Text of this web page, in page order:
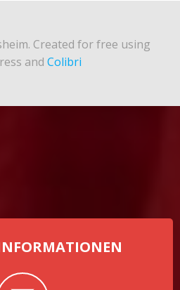
Created for free using
and Colibri